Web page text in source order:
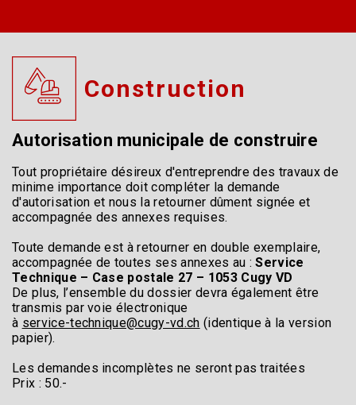
Construction
Autorisation municipale de construire
Tout propriétaire désireux d'entreprendre des travaux de
minime importance doit compléter la demande
d'autorisation et nous la retourner dûment signée et
accompagnée des annexes requises.
Toute demande est à retourner en double exemplaire,
accompagnée de toutes ses annexes au : Service
Technique – Case postale 27 – 1053 Cugy VD
De plus, l’ensemble du dossier devra également être
transmis par voie électronique
à service-technique@cugy-vd.ch (identique à la version
papier).
Les demandes incomplètes ne seront pas traitées
Prix : 50.-